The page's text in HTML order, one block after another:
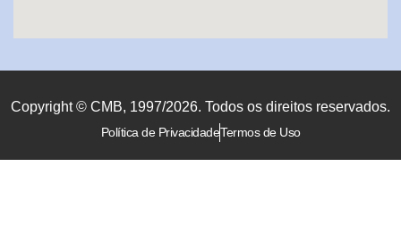
Copyright © CMB, 1997/2026. Todos os direitos reservados.
Política de PrivacidadeTermos de Uso